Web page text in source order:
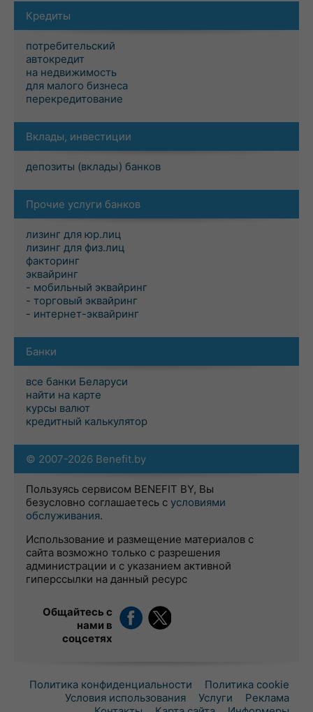
Кредиты
потребительский
автокредит
на недвижимость
для малого бизнеса
перекредитование
Вклады, инвестиции
депозиты (вклады) банков
Прочие услуги банков
лизинг для юр.лиц
лизинг для физ.лиц
факторинг
эквайринг
- мобильный эквайринг
- торговый эквайринг
- интернет-эквайринг
Банки
все банки Беларуси
найти на карте
курсы валют
кредитный калькулятор
© 2007-2026 Benefit.by
Пользуясь сервисом BENEFIT BY, Вы
безусловно соглашаетесь с условиями
обслуживания.
Использование и размещение материалов с
сайта возможно только с разрешения
администрации и с указанием активной
гиперссылки на данный ресурс
Общайтесь с
нами в
соцсетях
Политика конфиденциальности
Политика cookie
Условия использования
Услуги
Реклама